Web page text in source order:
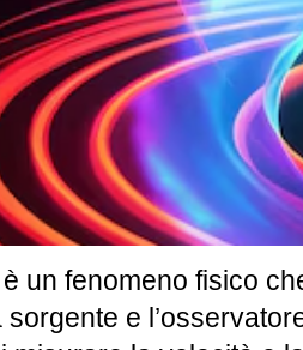
è un fenomeno fisico
e